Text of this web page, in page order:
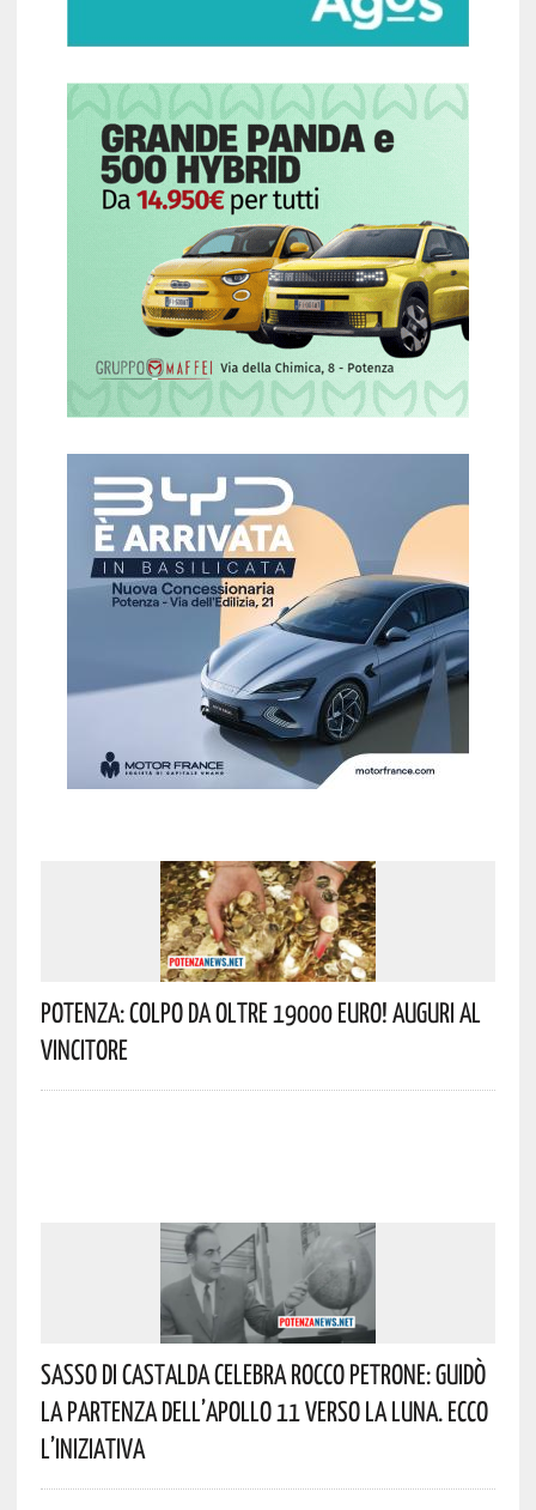
Potenza: Colpo Da Oltre 19000 Euro! Auguri Al
Vincitore
Sasso Di Castalda Celebra Rocco Petrone: Guidò
La Partenza Dell’Apollo 11 Verso La Luna. Ecco
L’iniziativa